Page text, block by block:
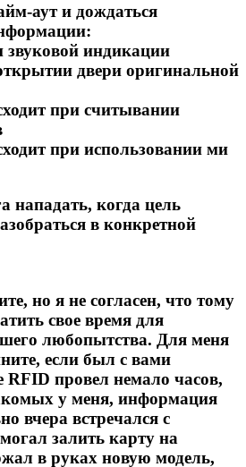
аут и дождаться
звуковой индикации
двери оригинальной
при считывании
при использовании ми
нападать, когда цель
в конкретной
но я не согласен, что тому
свое время для
любопытства. Для меня
если был с вами
RFID провел немало часов,
у меня, информация
вчера встречался с
залить карту на
в руках новую модель,